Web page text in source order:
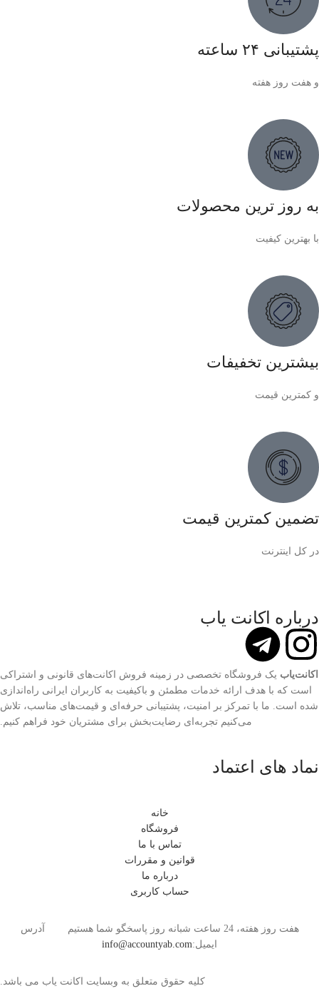
پشتیبانی ۲۴ ساعته
و هفت روز هفته
به روز ترین محصولات
با بهترین کیفیت
بیشترین تخفیفات
و کمترین قیمت
تضمین کمترین قیمت
در کل اینترنت
درباره اکانت یاب
اکانت‌یاب یک فروشگاه تخصصی در زمینه فروش اکانت‌های قانونی و اشتراکی
است که با هدف ارائه خدمات مطمئن و باکیفیت به کاربران ایرانی راه‌اندازی
شده است. ما با تمرکز بر امنیت، پشتیبانی حرفه‌ای و قیمت‌های مناسب، تلاش
می‌کنیم تجربه‌ای رضایت‌بخش برای مشتریان خود فراهم کنیم.
نماد های اعتماد
خانه
فروشگاه
تماس با ما
قوانین و مقررات
درباره ما
حساب کاربری
هفت روز هفته، 24 ساعت شبانه روز پاسخگو شما هستیم آدرس
ایمیل:info@accountyab.com
کلیه حقوق متعلق به وبسایت اکانت یاب می باشد.